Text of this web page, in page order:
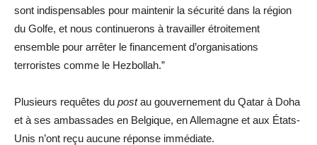
sont indispensables pour maintenir la sécurité dans la région
du Golfe, et nous continuerons à travailler étroitement
ensemble pour arrêter le financement d’organisations
terroristes comme le Hezbollah.”
Plusieurs requêtes du postau gouvernement du Qatar à Doha
et à ses ambassades en Belgique, en Allemagne et aux États-
Unis n’ont reçu aucune réponse immédiate.